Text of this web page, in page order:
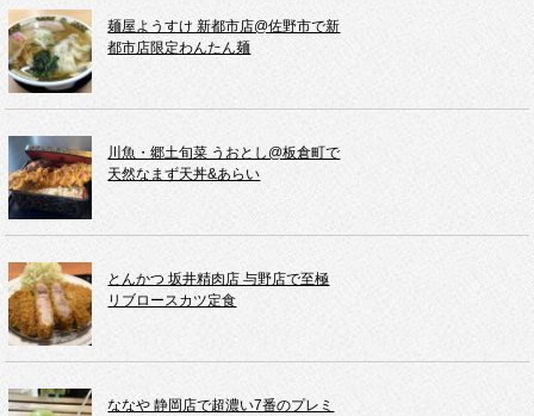
麺屋ようすけ 新都市店@佐野市で新
都市店限定わんたん麺
川魚・郷土旬菜 うおとし@板倉町で
天然なまず天丼&あらい
とんかつ 坂井精肉店 与野店で至極
リブロースカツ定食
ななや 静岡店で超濃い7番のプレミ